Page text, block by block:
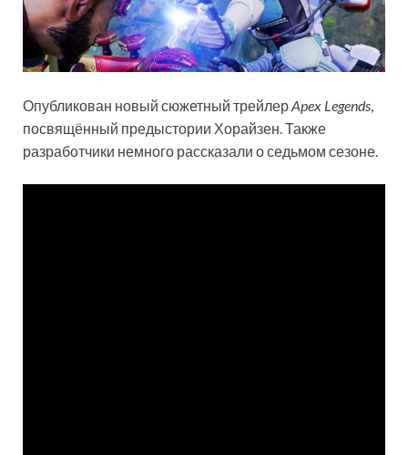
Опубликован новый сюжетный трейлерApex Legends,
посвящённый предыстории Хорайзен. Также
разработчики немного рассказали о седьмом сезоне.